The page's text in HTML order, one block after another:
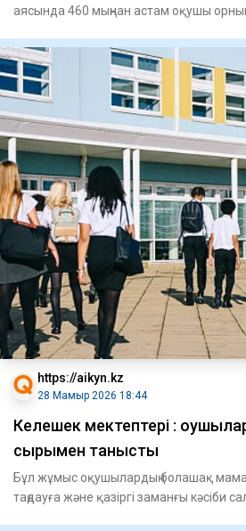
аясында 460 мыңнан астам оқушы
https://aikyn.kz
28 Мамыр 2026 18:44
Келешек мектептері : оқушылар
сырымен танысты
Бұл жұмыс оқушылардың болашақ
таңдауға және қазіргі заманғы кәсіби